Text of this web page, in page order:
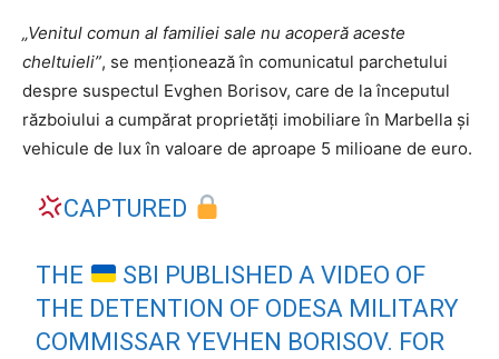
„Venitul comun al familiei sale nu acoperă aceste
cheltuieli”, se menţionează în comunicatul parchetului
despre suspectul Evghen Borisov, care de la începutul
războiului a cumpărat proprietăţi imobiliare în Marbella şi
vehicule de lux în valoare de aproape 5 milioane de euro.
CAPTURED
THE
SBI PUBLISHED A VIDEO OF
THE DETENTION OF ODESA MILITARY
COMMISSAR YEVHEN BORISOV. FOR